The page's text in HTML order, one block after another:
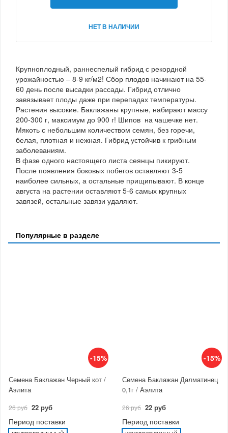
НЕТ В НАЛИЧИИ
Крупноплодный, раннеспелый гибрид с рекордной
урожайностью – 8-9 кг/м2! Сбор плодов начинают на 55-
60 день после высадки рассады. Гибрид отлично
завязывает плоды даже при перепадах температуры.
Растения высокие. Баклажаны крупные, набирают массу
200-300 г, максимум до 900 г! Шипов на чашечке нет.
Мякоть с небольшим количеством семян, без горечи,
белая, плотная и нежная. Гибрид устойчив к грибным
заболеваниям.
В фазе одного настоящего листа сеянцы пикируют.
После появления боковых побегов оставляют 3-5
наиболее сильных, а остальные прищипывают. В конце
августа на растении оставляют 5-6 самых крупных
завязей, остальные завязи удаляют.
Популярные в разделе
-15%
Семена Баклажан Черный кот /
Аэлита
26 руб 22 руб
Период поставки
-15%
Семена Баклажан Далматинец
0,1г / Аэлита
26 руб 22 руб
Период поставки